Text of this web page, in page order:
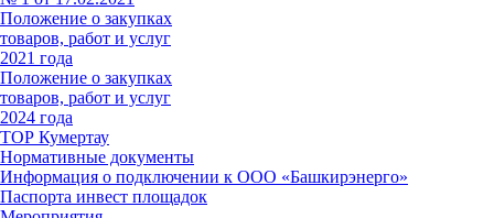
Положение о закупках
товаров, работ и услуг
2021 года
Положение о закупках
товаров, работ и услуг
2024 года
ТОР Кумертау
Нормативные документы
Информация о подключении к ООО «Башкирэнерго»
Паспорта инвест площадок